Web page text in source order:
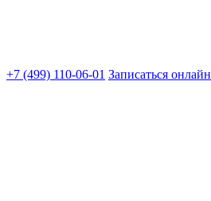
+7 (499) 110-06-01 Записаться онлайн